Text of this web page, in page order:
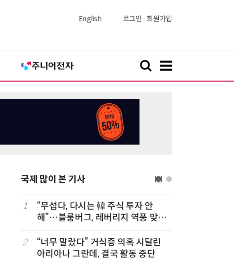
English 로그인 회원가입
국제 많이 본 기사
1
“무섭다, 다시는 韓 주식 투자 안
해”…블룸버그, 레버리지 역풍 맞은
2
“너무 말랐다” 거식증 의혹 시달린
아리아나 그란데, 결국 활동 중단